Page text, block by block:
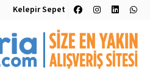
Kelepir Sepet